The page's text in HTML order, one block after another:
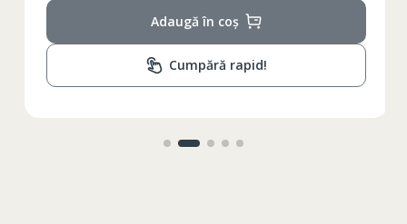
74-78
Circumferinta bazinului 89-92
Lungimea piciorului in
Adaugă în coș
Cumpără rapid!